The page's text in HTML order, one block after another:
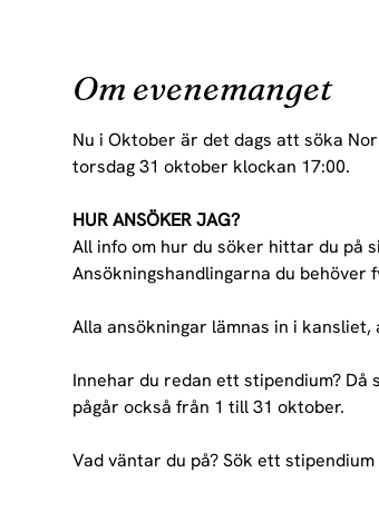
Om evenemanget
Nu i Oktober är det dags att söka
torsdag 31 oktober klockan 17:00.
HUR ANSÖKER JAG?
All info om hur du söker hittar du på
Ansökningshandlingarna du
Alla ansökningar lämnas in i
Innehar du redan ett stipendium?
pågår också från 1 till 31 oktober.
Vad väntar du på? Sök ett stipendium